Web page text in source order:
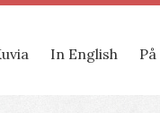
In English